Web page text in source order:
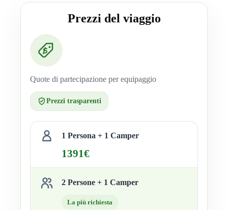
Prezzi del viaggio
Quote di partecipazione per equipaggio
Prezzi trasparenti
1 Persona + 1 Camper
1391€
2 Persone + 1 Camper
La più richiesta